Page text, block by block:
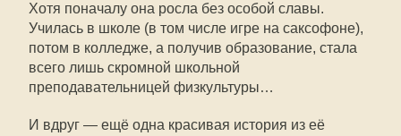
Хотя поначалу она росла без особой славы.
Училась в школе (в том числе игре на саксофоне),
потом в колледже, а получив образование, стала
всего лишь скромной школьной
преподавательницей физкультуры…
И вдруг — ещё одна красивая история из её